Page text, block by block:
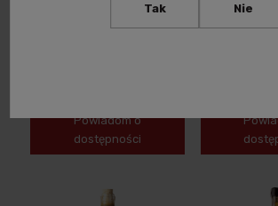
CAVA SEGURA VIUDAS BRUT
Powiadom o
dostępności
CAVA
Tak Nie